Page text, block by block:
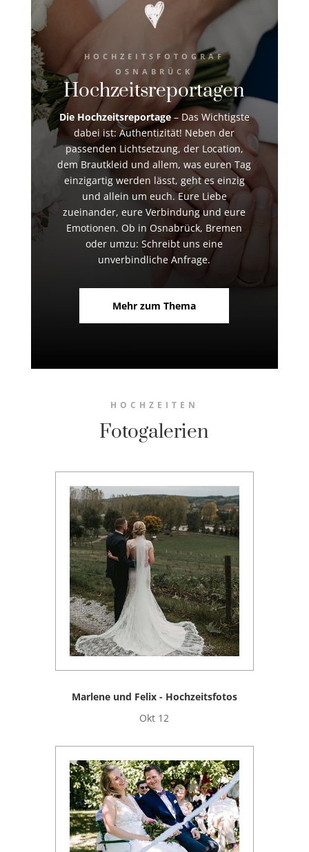
HOCHZEITSFOTOGRAF
OSNABRÜCK
Hochzeitsreportagen
Die Hochzeitsreportage– Das Wichtigste
dabei ist: Authentizität! Neben der
passenden Lichtsetzung, der Location,
dem Brautkleid und allem, was euren Tag
einzigartig werden lässt, geht es einzig
und allein um euch. Eure Liebe
zueinander, eure Verbindung und eure
Emotionen. Ob in Osnabrück, Bremen
oder umzu: Schreibt uns eine
unverbindliche Anfrage.
Mehr zum Thema
HOCHZEITEN
Fotogalerien
Marlene und Felix - Hochzeitsfotos
Okt 12